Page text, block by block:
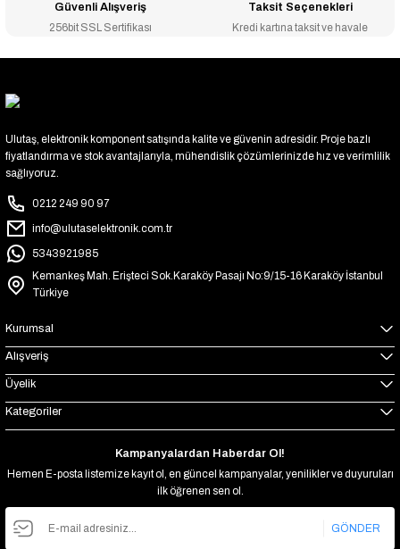
Güvenli Alışveriş
256bit SSL Sertifikası
Taksit Seçenekleri
Kredi kartına taksit ve havale
Ulutaş, elektronik komponent satışında kalite ve güvenin adresidir. Proje bazlı
fiyatlandırma ve stok avantajlarıyla, mühendislik çözümlerinizde hız ve verimlilik
sağlıyoruz.
0212 249 90 97
info@ulutaselektronik.com.tr
5343921985
Kemankeş Mah. Erişteci Sok.Karaköy Pasajı No:9/15-16 Karaköy İstanbul
Türkiye
Kurumsal
Alışveriş
Üyelik
Kategoriler
Kampanyalardan Haberdar Ol!
Hemen E-posta listemize kayıt ol, en güncel kampanyalar, yenilikler ve duyuruları
ilk öğrenen sen ol.
GÖNDER